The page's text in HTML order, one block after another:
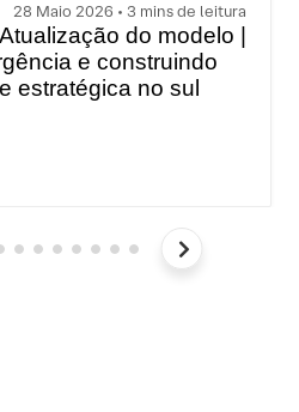
28 Maio 2026 • 3 mins de leitura
do modelo |
e construindo
estratégica no sul